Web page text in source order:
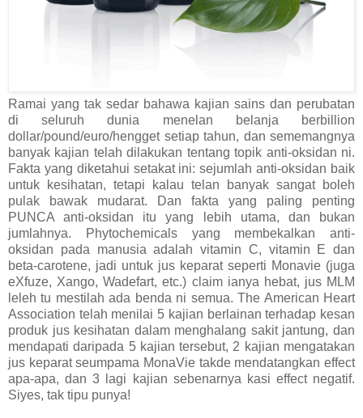
Ramai yang tak sedar bahawa kajian sains dan perubatan
di seluruh dunia menelan belanja berbillion
dollar/pound/euro/hengget setiap tahun, dan sememangnya
banyak kajian telah dilakukan tentang topik anti-oksidan ni.
Fakta yang diketahui setakat ini: sejumlah anti-oksidan baik
untuk kesihatan, tetapi kalau telan banyak sangat boleh
pulak bawak mudarat. Dan fakta yang paling penting
PUNCA anti-oksidan itu yang lebih utama, dan bukan
jumlahnya. Phytochemicals yang membekalkan anti-
oksidan pada manusia adalah vitamin C, vitamin E dan
beta-carotene, jadi untuk jus keparat seperti Monavie (juga
eXfuze, Xango, Wadefart, etc.) claim ianya hebat, jus MLM
leleh tu mestilah ada benda ni semua. The American Heart
Association telah menilai 5 kajian berlainan terhadap kesan
produk jus kesihatan dalam menghalang sakit jantung, dan
mendapati daripada 5 kajian tersebut, 2 kajian mengatakan
jus keparat seumpama MonaVie takde mendatangkan effect
apa-apa, dan 3 lagi kajian sebenarnya kasi effect negatif.
Siyes, tak tipu punya!